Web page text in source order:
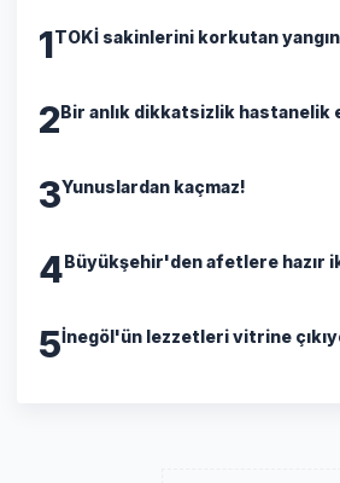
1TOKİ sakinlerini korkutan yangın
2Bir anlık dikkatsizlik hastanelik
3Yunuslardan kaçmaz!
4Büyükşehir'den afetlere hazır
5İnegöl'ün lezzetleri vitrine